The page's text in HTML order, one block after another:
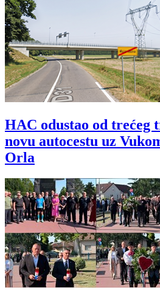
HAC odustao od trećeg
novu autocestu uz
Orla